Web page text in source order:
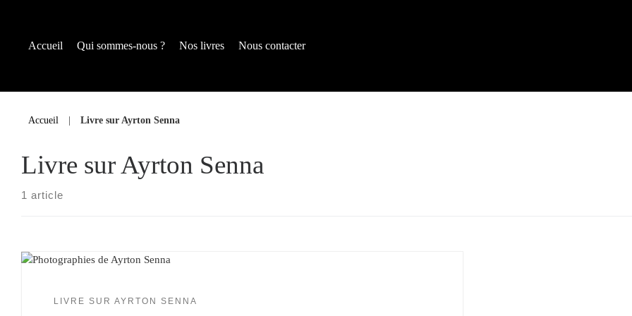
Accueil Qui sommes-nous ? Nos livres Nous contacter
Accueil | Livre sur Ayrton Senna
Livre sur Ayrton Senna
1 article
LIVRE SUR AYRTON SENNA